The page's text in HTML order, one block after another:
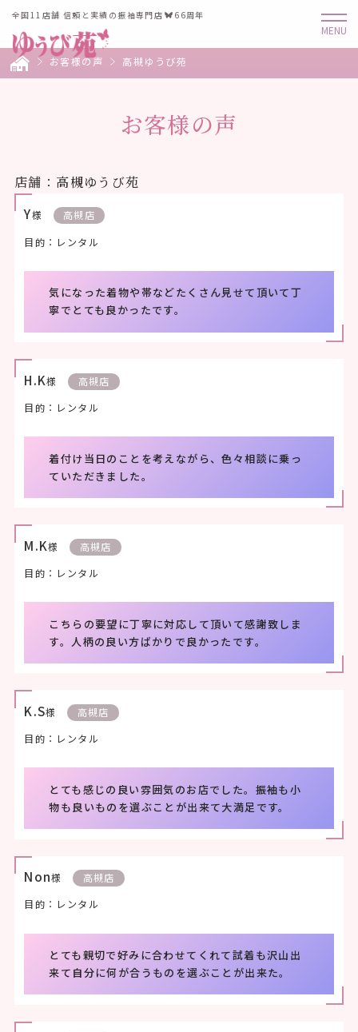
全国11店舗 信頼と実績の振袖専門店 66周年
お客様の声 高槻ゆうび苑
お客様の声
店舗：高槻ゆうび苑
Y様
高槻店
目的：レンタル
気になった着物や帯などたくさん見せて頂いて丁
寧でとても良かったです。
H.K様
高槻店
目的：レンタル
着付け当日のことを考えながら、色々相談に乗っ
ていただきました。
M.K様
高槻店
目的：レンタル
こちらの要望に丁寧に対応して頂いて感謝致しま
す。人柄の良い方ばかりで良かったです。
K.S様
高槻店
目的：レンタル
とても感じの良い雰囲気のお店でした。振袖も小
物も良いものを選ぶことが出来て大満足です。
Non様
高槻店
目的：レンタル
とても親切で好みに合わせてくれて試着も沢山出
来て自分に何が合うものを選ぶことが出来た。